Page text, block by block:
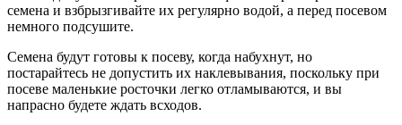
семена и взбрызгивайте их регулярно водой, а перед посевом
немного подсушите.
Семена будут готовы к посеву, когда набухнут, но
постарайтесь не допустить их наклевывания, поскольку при
посеве маленькие росточки легко отламываются, и вы
напрасно будете ждать всходов.